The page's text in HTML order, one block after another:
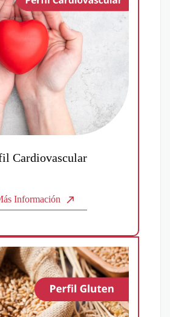
Cardiovascular
Información